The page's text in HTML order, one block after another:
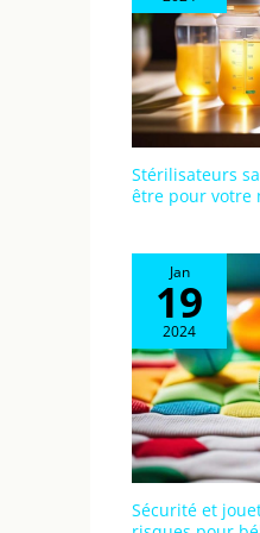
Stérilisateurs
être pour votre
Jan
19
2024
Sécurité et